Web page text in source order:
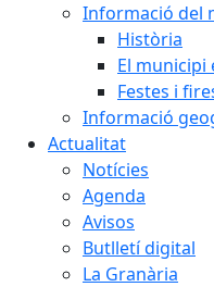
Informació del
Història
El municipi
Festes i
Informació
Actualitat
Notícies
Agenda
Avisos
Butlletí digital
La Granària